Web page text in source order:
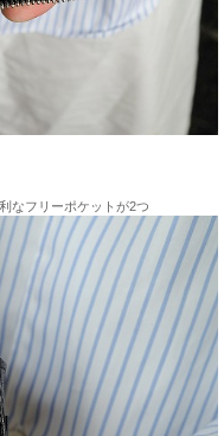
なフリーポケットが2つ